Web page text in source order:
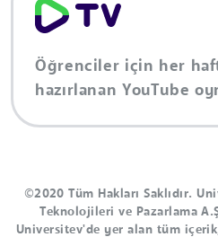
Öğrenciler için her
hazırlanan YouTube
©2020 Tüm Hakları Saklıdır.
Teknolojileri ve Pazarlama
Universitev'de yer alan tüm